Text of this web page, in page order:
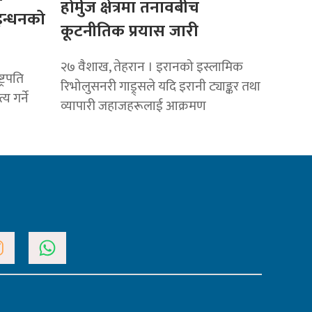
गर्ने
होर्मुज क्षेत्रमा तनावबीच
कूटनीतिक प्रयास जारी
२७ वैशाख, तेहरान । इरानको इस्लामिक
रिभोलुसनरी गाड्र्सले यदि इरानी ट्याङ्कर तथा
व्यापारी जहाजहरूलाई आक्रमण